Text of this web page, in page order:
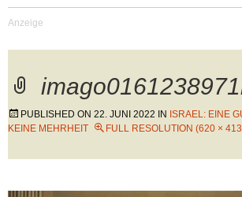
PUBLISHED ON 22. JUNI 2022 IN ISRAEL: EINE
KEINE MEHRHEIT
FULL RESOLUTION (620 ×